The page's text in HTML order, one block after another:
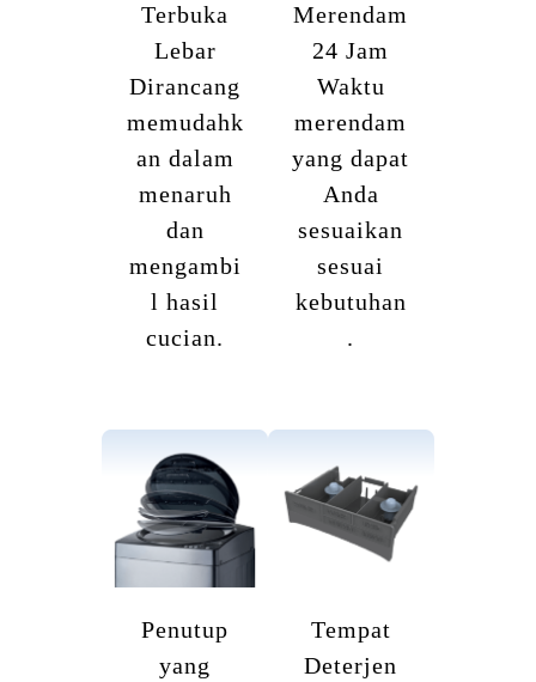
Terbuka
Lebar
Dirancang
memudahk
an dalam
menaruh
dan
mengambi
l hasil
cucian.
Merendam
24 Jam
Waktu
merendam
yang dapat
Anda
sesuaikan
sesuai
kebutuhan
.
Penutup
yang
Tempat
Deterjen